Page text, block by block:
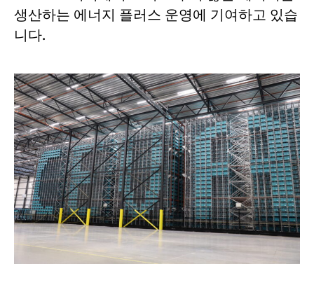
생산하는 에너지 플러스 운영에 기여하고 있습
니다.